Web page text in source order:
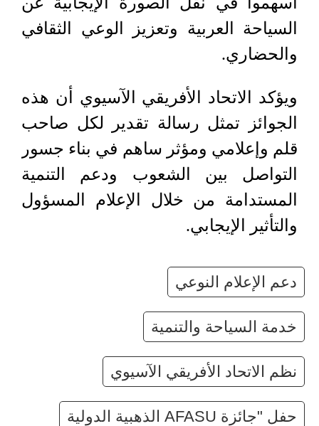
السياحة العربية وتعزيز الوعي الثقافي
والحضاري.
ويؤكد الاتحاد الأفريقي الآسيوي أن هذه
الجوائز تمثل رسالة تقدير لكل صاحب
قلم وإعلامي ومؤثر ساهم في بناء جسور
التواصل بين الشعوب ودعم التنمية
المستدامة من خلال الإعلام المسؤول
والتأثير الإيجابي.
دعم الإعلام النوعي
خدمة السياحة والتنمية
نظم الاتحاد الأفريقي الآسيوي
حفل "جائزة AFASU الذهبية الدولية